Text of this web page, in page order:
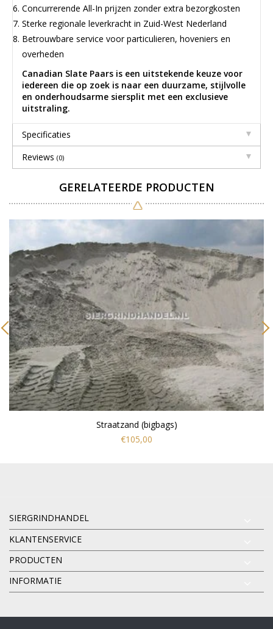
Concurrerende All-In prijzen zonder extra bezorgkosten
Sterke regionale leverkracht in Zuid-West Nederland
Betrouwbare service voor particulieren, hoveniers en
overheden
Canadian Slate Paars is een uitstekende keuze voor
iedereen die op zoek is naar een duurzame, stijlvolle
en onderhoudsarme siersplit met een exclusieve
uitstraling.
Specificaties
Reviews (0)
GERELATEERDE PRODUCTEN
Straatzand (bigbags)
€105,00
SIERGRINDHANDEL
KLANTENSERVICE
PRODUCTEN
INFORMATIE